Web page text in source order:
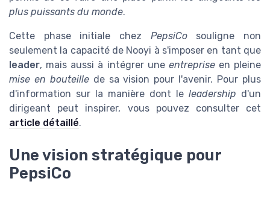
plus puissants du monde.
Cette phase initiale chez PepsiCosouligne non
seulement la capacité de Nooyi à s'imposer en tant que
leader, mais aussi à intégrer une entrepriseen pleine
mise en bouteillede sa vision pour l'avenir. Pour plus
d'information sur la manière dont le leadership d'un
dirigeant peut inspirer, vous pouvez consulter cet
article détaillé.
Une vision stratégique pour
PepsiCo